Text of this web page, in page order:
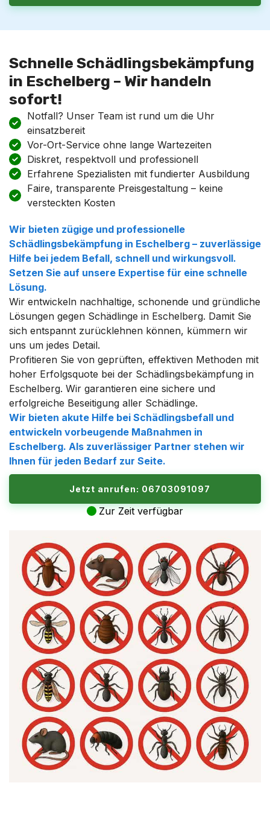
Schnelle Schädlingsbekämpfung
in Eschelberg – Wir handeln
sofort!
Notfall? Unser Team ist rund um die Uhr
einsatzbereit
Vor-Ort-Service ohne lange Wartezeiten
Diskret, respektvoll und professionell
Erfahrene Spezialisten mit fundierter Ausbildung
Faire, transparente Preisgestaltung – keine
versteckten Kosten
Wir bieten zügige und professionelle
Schädlingsbekämpfung in Eschelberg – zuverlässige
Hilfe bei jedem Befall, schnell und wirkungsvoll.
Setzen Sie auf unsere Expertise für eine schnelle
Lösung.
Wir entwickeln nachhaltige, schonende und gründliche
Lösungen gegen Schädlinge in Eschelberg. Damit Sie
sich entspannt zurücklehnen können, kümmern wir
uns um jedes Detail.
Profitieren Sie von geprüften, effektiven Methoden mit
hoher Erfolgsquote bei der Schädlingsbekämpfung in
Eschelberg. Wir garantieren eine sichere und
erfolgreiche Beseitigung aller Schädlinge.
Wir bieten akute Hilfe bei Schädlingsbefall und
entwickeln vorbeugende Maßnahmen in
Eschelberg. Als zuverlässiger Partner stehen wir
Ihnen für jeden Bedarf zur Seite.
Jetzt anrufen: 06703091097
Zur Zeit verfügbar